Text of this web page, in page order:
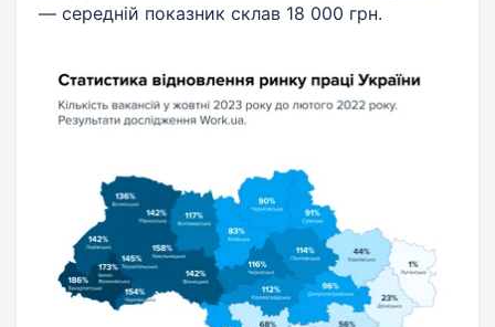
— середній показник склав 18 000 грн.